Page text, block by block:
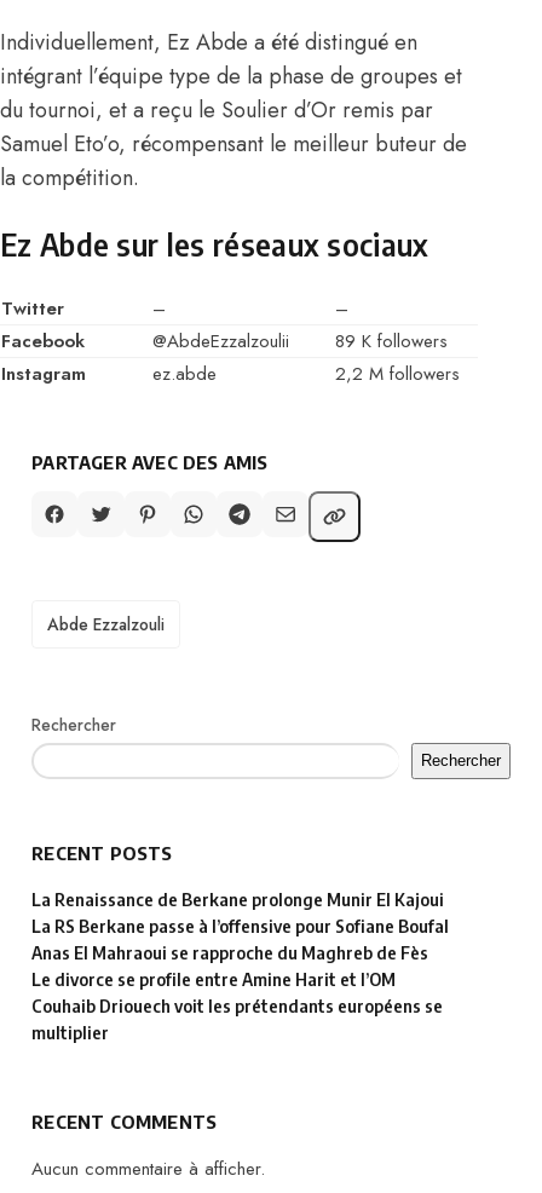
Individuellement, Ez Abde a été distingué en
intégrant l’équipe type de la phase de groupes et
du tournoi, et a reçu le Soulier d’Or remis par
Samuel Eto’o, récompensant le meilleur buteur de
la compétition.
Ez Abde sur les réseaux sociaux
Twitter –
–
Facebook
@AbdeEzzalzoulii
89 K followers
Instagram
ez.abde 2,2 M followers
PARTAGER AVEC DES AMIS
TAGS
Abde Ezzalzouli
Rechercher
Rechercher
RECENT POSTS
La Renaissance de Berkane prolonge Munir El Kajoui
La RS Berkane passe à l’offensive pour Sofiane Boufal
Anas El Mahraoui se rapproche du Maghreb de Fès
Le divorce se profile entre Amine Harit et l’OM
Couhaib Driouech voit les prétendants européens se
multiplier
RECENT COMMENTS
Aucun commentaire à afficher.